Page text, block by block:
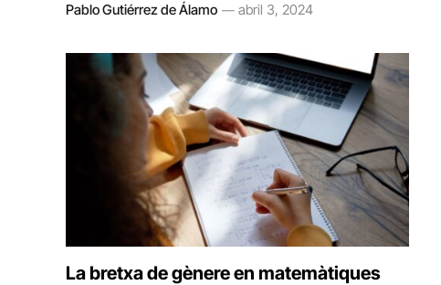
Pablo Gutiérrez de Álamo abril 3, 2024
La bretxa de gènere en matemàtiques